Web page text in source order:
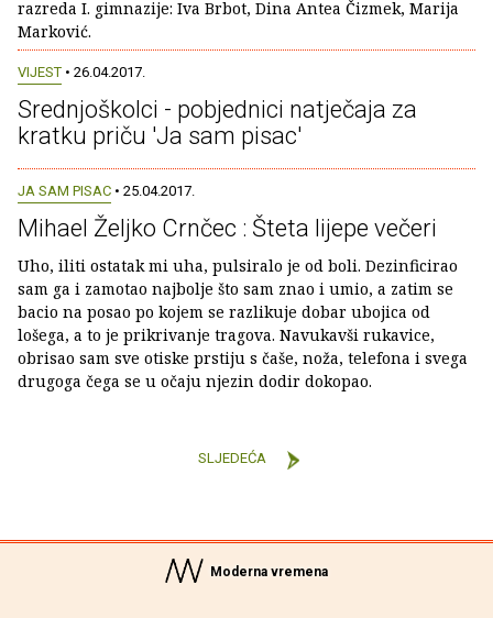
razreda I. gimnazije: Iva Brbot, Dina Antea Čizmek, Marija
Marković.
VIJEST • 26.04.2017.
Srednjoškolci - pobjednici natječaja za
kratku priču 'Ja sam pisac'
JA SAM PISAC • 25.04.2017.
Mihael Željko Crnčec : Šteta lijepe večeri
Uho, iliti ostatak mi uha, pulsiralo je od boli. Dezinficirao
sam ga i zamotao najbolje što sam znao i umio, a zatim se
bacio na posao po kojem se razlikuje dobar ubojica od
lošega, a to je prikrivanje tragova. Navukavši rukavice,
obrisao sam sve otiske prstiju s čaše, noža, telefona i svega
drugoga čega se u očaju njezin dodir dokopao.
SLJEDEĆA
Moderna vremena